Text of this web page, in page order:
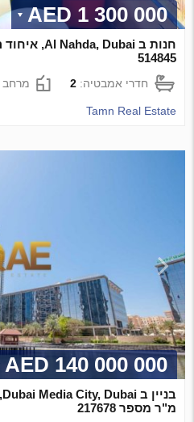
1 300 000 AED
514845
חדרי אמבטיה:2 מרחב
Tamn Real Estate
140 000 000 AED
מ"ר מספר 217678